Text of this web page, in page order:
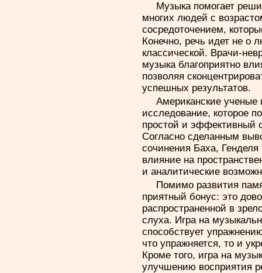
Музыка помогает
многих людей с
сосредоточением,
Конечно, речь идет не о
классической. Врачи-
музыка благоприятно
позволяя
успешных результатов.
Американские ученые
исследование, которое
простой и эффективный
Согласно сделанным
сочинения Баха,
влияние на
и аналитические
Помимо развития
приятный бонус: это
распространенной в
слуха. Игра на
способствует
что упражняется, то и
Кроме того, игра на
улучшению восприятия